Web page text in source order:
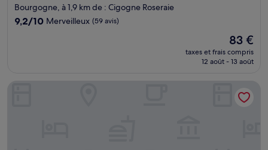
Bourgogne, à 1,9 km de : Cigogne Roseraie
9.2
9,2/10 Merveilleux (59 avis)
Le
nouveau
prix
de
83 €
83 €
taxes et frais compris
12 août - 13 août